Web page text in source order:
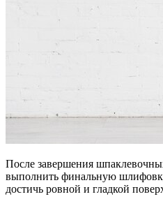
После завершения
выполнить финальную
достичь ровной и гладкой